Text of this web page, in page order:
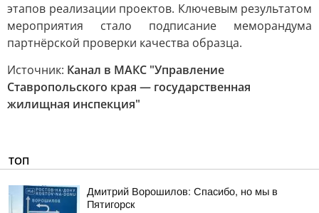
этапов реализации проектов. Ключевым результатом
мероприятия стало подписание меморандума
партнёрской проверки качества образца.
Источник: Канал в МАКС "Управление
Ставропольского края — государственная
жилищная инспекция"
ТОП
Дмитрий Ворошилов: Спасибо, но мы в
Пятигорск